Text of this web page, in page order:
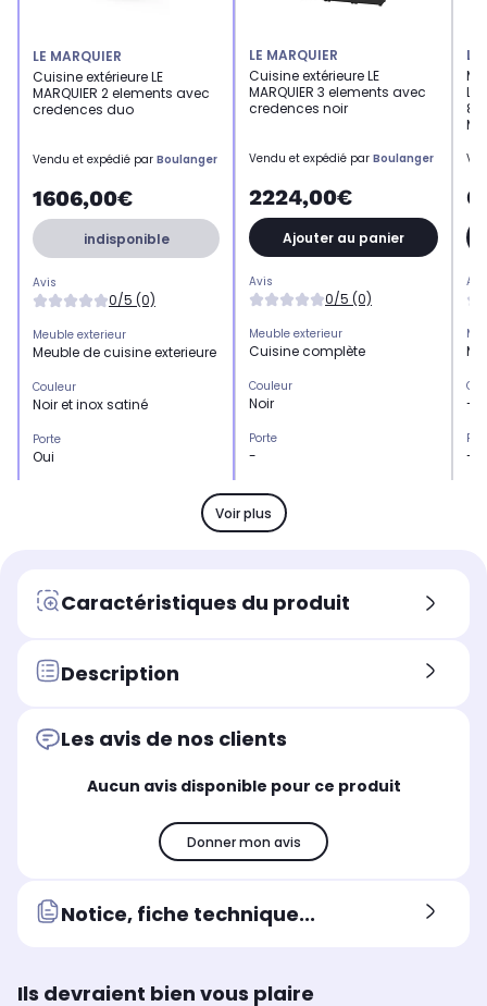
LE MARQUIER
Cuisine extérieure LE
MARQUIER 2 elements avec
credences duo
Vendu et expédié par Boulanger
1606,00€
indisponible
Avis
0/5 (0)
Meuble exterieur
Meuble de cuisine exterieure
Couleur
Noir et inox satiné
Porte
Oui
LE MARQUIER
Cuisine extérieure LE
MARQUIER 3 elements avec
credences noir
Vendu et expédié par Boulanger
2224,00€
Ajouter au panier
Avis
0/5 (0)
Meuble exterieur
Cuisine complète
Couleur
Noir
Porte
-
Fabriqué en
France
LE
LE
-
-
Voir plus
Caractéristiques du produit
Description
Les avis de nos clients
Aucun avis disponible pour ce produit
Donner mon avis
Notice, fiche technique...
Ils devraient bien vous plaire